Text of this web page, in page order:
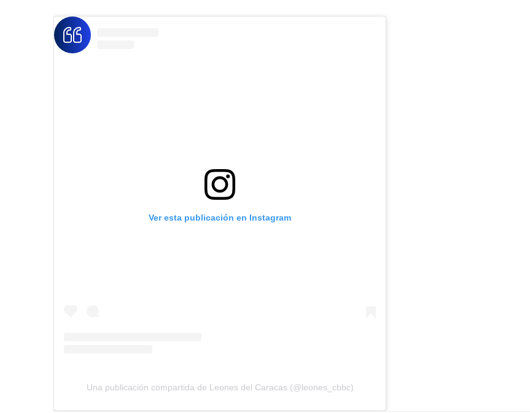
Ver esta publicación en Instagram
Una publicación compartida de Leones del Caracas (@leones_cbbc)